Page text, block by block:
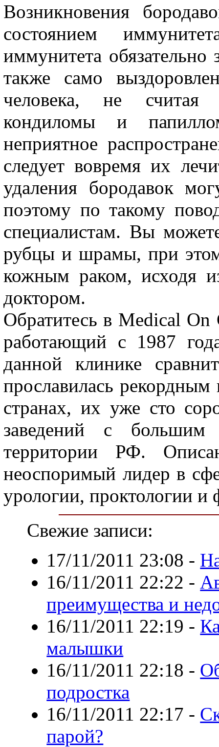
Возникновения
состоянием
иммунитета обязательно
также само
человека, не считая
кондиломы и
неприятное
следует вовремя их
удаления бородавок
поэтому по такому
специалистам. Вы
рубцы и шрамы, при этом
кожным раком, исходя
доктором.
Обратитесь в Medical
работающий с 1987
данной клинике
прославилась
странах, их уже сто
заведений с большим
территории РФ.
неоспоримый лидер в
урологии, проктологии и
Свежие записи:
17/11/2011 23:08 -
16/11/2011 22:22 -
преимущества и
16/11/2011 22:19 -
малышки
16/11/2011 22:18 -
подростка
16/11/2011 22:17 -
парой?